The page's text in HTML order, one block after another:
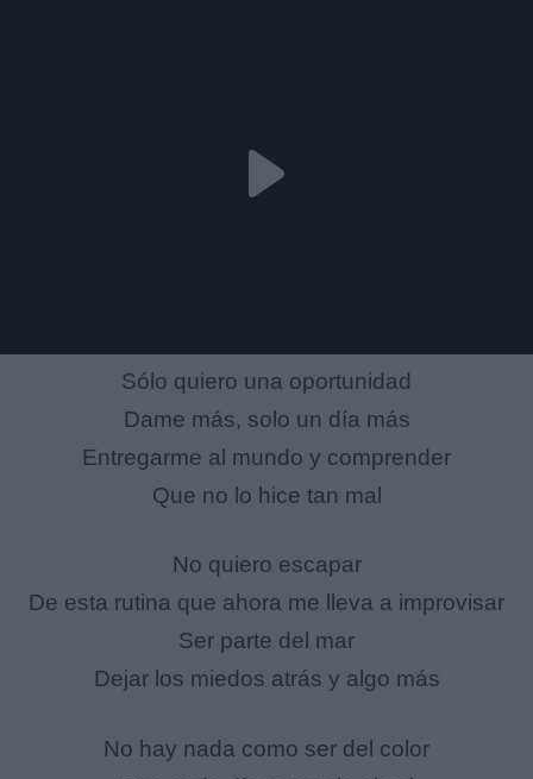
Sólo quiero una oportunidad
Dame más, solo un día más
Entregarme al mundo y comprender
Que no lo hice tan mal
No quiero escapar
De esta rutina que ahora me lleva a improvisar
Ser parte del mar
Dejar los miedos atrás y algo más
No hay nada como ser del color